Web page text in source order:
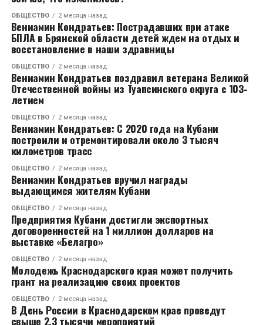
Напомним, что роман с Кабак Тимур Родригез
перестал скрывать совсем недавно. Артист стал
приглашенным гостем в «шоу Воли», где впервые
заявил о своей любви к актрисе и назвал её лучшей
женщиной в мире. По словам шоумена, он наконец-
то нашел, что искал, и наслаждается каждым днем с
Откровения певца вызвали бурные споры в Сети.
Дело в том, что недавно Тимур Родригез впервые
откровенно рассказал о разводе с Анной
Девочкиной после 16 лет брака. Артист решил
разойтись с супругой осенью прошлого года. Он
признался, что объявил жене об этом решение по
телефону, так как она не была в Москве. Когда
женщина вернулась в столицу, то узнала, что у
Родригеза уже новая любовь.
Многие пользователи раскритиковали Екатерину за
то, что та увела певца из семьи, поэтому Тимуру
пришлось дать новый комментарий. Он объяснил,
что сразу после разрыва с женой встречался с
ОБЩЕСТВО 2 месяца назад
Вениамин Кондратьев: Пострадавших при атаке
БПЛА в Брянской области детей ждем на отдых и
восстановление в наши здравницы
ОБЩЕСТВО 2 месяца назад
Вениамин Кондратьев поздравил ветерана Великой
Отечественной войны из Туапсинского округа с 103-
летием
ОБЩЕСТВО 2 месяца назад
Вениамин Кондратьев: С 2020 года на Кубани
построили и отремонтировали около 3 тысяч
километров трасс
ОБЩЕСТВО 2 месяца назад
Вениамин Кондратьев вручил награды
выдающимся жителям Кубани
ОБЩЕСТВО 2 месяца назад
Предприятия Кубани достигли экспортных
договоренностей на 1 миллион долларов на
выставке «Белагро»
ОБЩЕСТВО 2 месяца назад
Молодежь Краснодарского края может получить
грант на реализацию своих проектов
ОБЩЕСТВО 2 месяца назад
В День России в Краснодарском крае проведут
свыше 2,3 тысячи мероприятий